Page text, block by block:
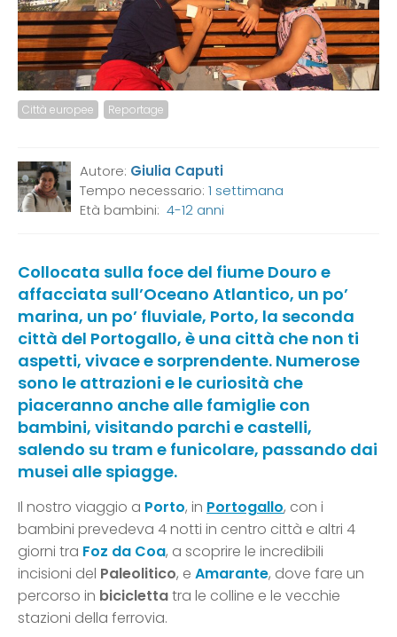
Città europee Reportage
Autore: Giulia Caputi
Tempo necessario: 1 settimana
Età bambini: 4-12 anni
Collocata sulla foce del fiume Douro e
affacciata sull’Oceano Atlantico, un po’
marina, un po’ fluviale, Porto, la seconda
città del Portogallo, è una città che non ti
aspetti, vivace e sorprendente. Numerose
sono le attrazioni e le curiosità che
piaceranno anche alle famiglie con
bambini, visitando parchi e castelli,
salendo su tram e funicolare, passando dai
musei alle spiagge.
Il nostro viaggio a Porto, in Portogallo, con i
bambini prevedeva 4 notti in centro città e altri 4
giorni tra Foz da Coa, a scoprire le incredibili
incisioni del Paleolitico, e Amarante, dove fare un
percorso in biciclettatra le colline e le vecchie
stazioni della ferrovia.